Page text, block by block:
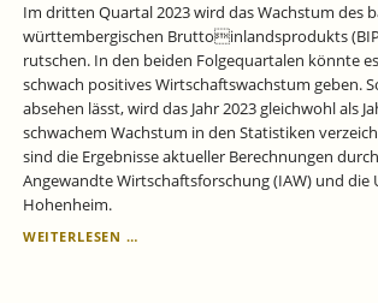
Im dritten Quartal 2023 wird das Wachstum des
württembergischen Bruttoinlandsprodukts
rutschen. In den beiden Folgequartalen könnte
schwach positives Wirtschaftswachstum geben.
absehen lässt, wird das Jahr 2023 gleichwohl als
schwachem Wachstum in den Statistiken
sind die Ergebnisse aktueller Berechnungen
Angewandte Wirtschaftsforschung (IAW) und die
Hohenheim.
WEITERLESEN …